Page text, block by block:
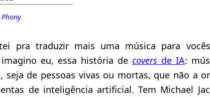
Phony
pra traduzir mais uma música para
eu, essa história de covers de IA:
seja de pessoas vivas ou mortas, que não a
de inteligência artificial. Tem Michael